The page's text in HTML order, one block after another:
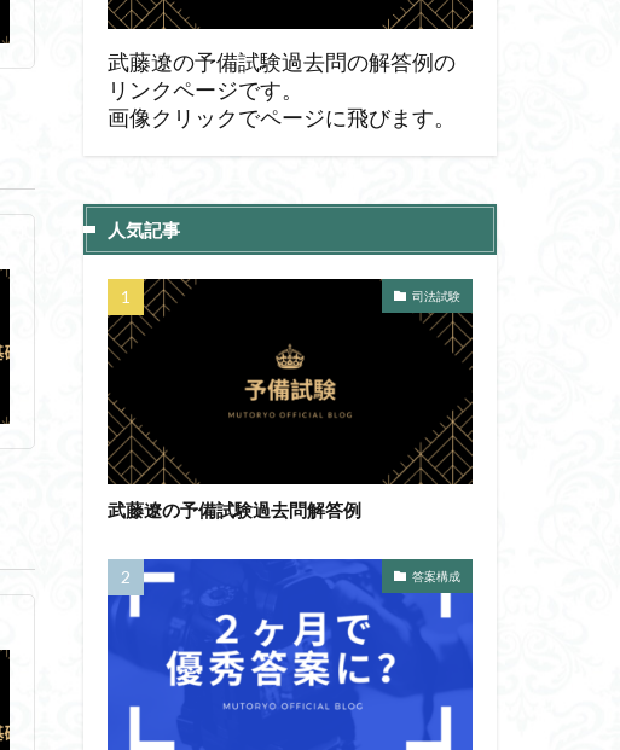
武藤遼の予備試験過去問の解答例の
リンクページです。
画像クリックでページに飛びます。
人気記事
司法試験
武藤遼の予備試験過去問解答例
答案構成